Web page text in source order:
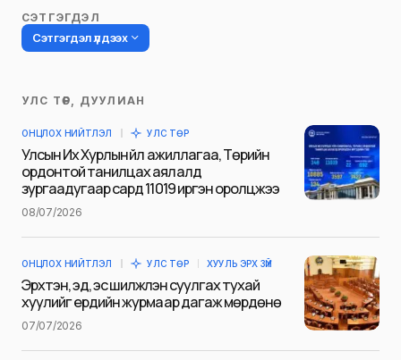
СЭТГЭГДЭЛ
Сэтгэгдэл үлдээх
Таны имэйл хаягийг нийтлэхгүй.
тэмдэглэсэн
Сэтгэгдэл*
Name
УЛС ТӨР, ДУУЛИАН
ОНЦЛОХ НИЙТЛЭЛ УЛС ТӨР
Улсын Их Хурлын үйл ажиллагаа, Төрийн
ордонтой танилцах аялалд
зургаадугаар сард 11019 иргэн оролцжээ
08/07/2026
ОНЦЛОХ НИЙТЛЭЛ УЛС ТӨР ХУУЛЬ ЭРХ ЗҮЙ
Эрхтэн, эд, эс шилжүүлэн суулгах тухай
хуулийг ердийн журмаар дагаж мөрдөнө
07/07/2026